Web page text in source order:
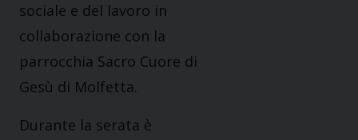
sociale e del lavoro in
collaborazione con la
parrocchia Sacro Cuore di
Gesù di Molfetta.
Durante la serata è